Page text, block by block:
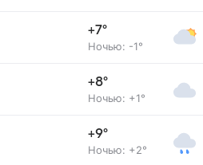
+7°
Ночью: -1°
+8°
Ночью: +1°
+9°
Ночью: +2°